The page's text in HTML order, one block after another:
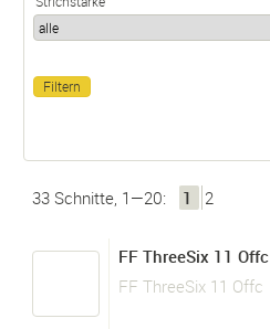
33 Schnitte, 1—20: 1 2
FF ThreeSix 11 Offc
FF ThreeSix 11 Offc